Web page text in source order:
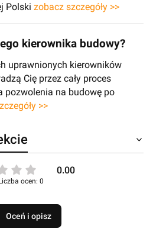
Polski zobacz szczegóły >>
kierownika budowy?
uprawnionych kierowników
Cię przez cały proces
pozwolenia na budowę po
>>
0.00
ocen: 0
Oceń i opisz